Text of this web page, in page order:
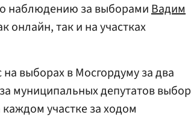
наблюдению за выборамиВадим
онлайн, так и на участках
выборах в Мосгордуму за два
муниципальных депутатов выбор
участке за ходом